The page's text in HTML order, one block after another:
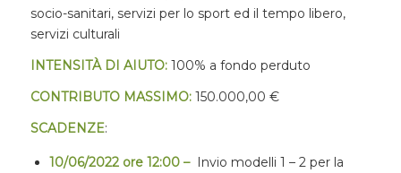
socio-sanitari, servizi per lo sport ed il tempo libero,
servizi culturali
INTENSITÀ DI AIUTO:100% a fondo perduto
CONTRIBUTO MASSIMO:150.000,00 €
SCADENZE:
10/06/2022 ore 12:00 – Invio modelli 1 – 2 per la